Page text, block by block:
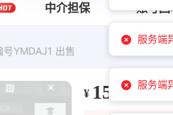
中介担保 账号回
YMDAJ1 出售
¥ 1500
服务端
服务端